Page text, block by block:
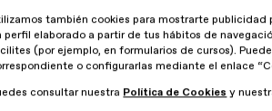
de mal gusto. Pero en los últimos
XX fue bastante notable. No solo por
social, ya que estos edificios
también cookies para mostrarte
perfil elaborado a partir de tus hábitos de
(por ejemplo, en formularios de cursos).
o configurarlas mediante el enlace
consultar nuestra Política de Cookies y